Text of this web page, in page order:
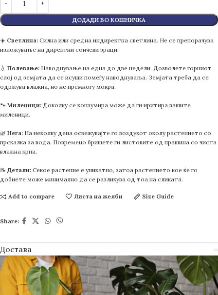
ДОДАДИ ВО КОШНИЧКА
☀️ Светлина: Силна или средна индиректна светлина. Не се препорачува
изложување на директни сончеви зраци.
💧 Полевање: Наводнување на една до две недели. Дозволете горниот
слој од земјата да се исуши помеѓу наводнувања. Земјата треба да се
одржува влажна, но не премногу мокра.
🐾 Миленици: Доколку се конзумира може да ги иритира вашите
миленици.
🌿 Нега: На неколку дена освежувајте го воздухот околу растението со
прскалка за вода. Повремено бришете ги листовите од прашина со чиста
влажна крпа.
📝 Детали: Секое растение е уникатно, затоа растението кое ќе го
добиете може минимално да се разликува од тоа на сликата.
Add to compare Листа на желби Size Guide
Share:
Достава